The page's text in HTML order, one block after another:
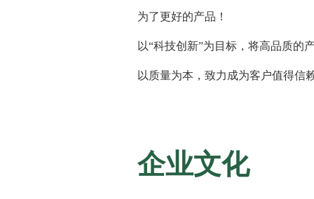
为了更好的产品！
以“科技创新”为目标，将高品质的
以质量为本，致力成为客户值得信
企业文化